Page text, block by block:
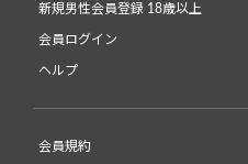
新規男性会員登録 18歳以上
会員ログイン
ヘルプ
会員規約